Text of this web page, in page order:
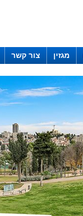
מגזין צור קשר